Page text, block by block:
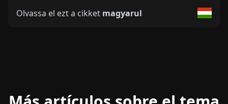
Olvassa el ezt a cikket magyarul